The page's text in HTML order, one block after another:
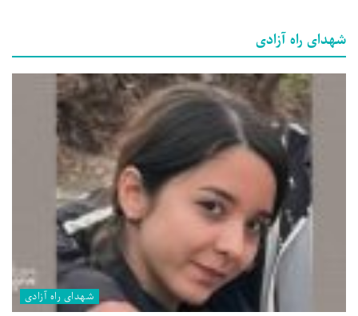
شهدای راه آزادی
شهدای راه آزادی